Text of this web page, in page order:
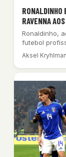
RONALDINHO
RAVENNA
Ronaldinho,
futebol
Aksel